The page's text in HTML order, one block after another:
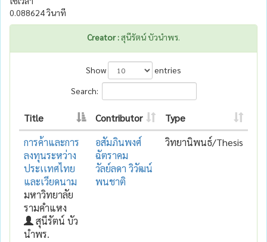
0.088624 วินาที
Creator :สุนีรัตน์ บัวนำพร.
Show
entries
Search:
Title Contributor
Type
การค้าและการ
ลงทุนระหว่าง
ประเเทศไทย
และเวียดนาม
มหาวิทยาลัย
รามคำแหง
สุนีรัตน์ บัว
นำพร.
อสัมภินพงศ์
ฉัตราคม
วัลย์ลดา วิวัฒน์
พนชาติ
วิทยานิพนธ์/Thesis